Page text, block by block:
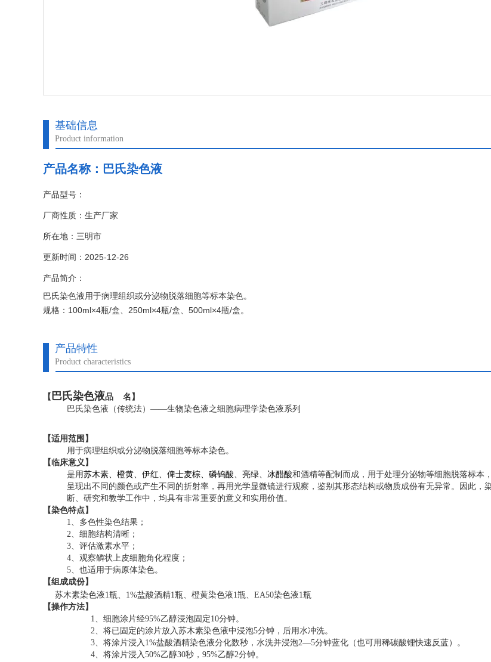
基础信息
Product information
产品名称： 巴氏染色液
产品型号：
厂商性质：生产厂家
所在地：三明市
更新时间：2025-12-26
产品简介：
巴氏染色液用于病理组织或分泌物脱落细胞等标本染色。
规格：100ml×4瓶/盒、250ml×4瓶/盒、500ml×4瓶/盒。
产品特性
Product characteristics
【 巴氏染色液品 名】
巴氏染色液（传统法）——生物染色液之细胞病理学染色液系列
【适用范围】
用于病理组织或分泌物脱落细胞等标本染色。
【 临床意义】
是用苏木素、橙黄、伊红、俾士麦棕、磷钨酸、亮绿、冰醋酸和酒精等配制而成，用于处理分泌物等细胞脱落标本
呈现出不同的颜色或产生不同的折射率，再用光学显微镜进行观察，鉴别其形态结构或物质成份有无异常。因此，
断、研究和教学工作中，均具有非常重要的意义和实用价值。
【染色特点】
1、多色性染色结果；
2、细胞结构清晰；
3、评估激素水平；
4、观察鳞状上皮细胞角化程度；
5、也适用于病原体染色。
【组成成份】
苏木素染色液1瓶、1%盐酸酒精1瓶、橙黄染色液1瓶、EA50染色液1瓶
【操作方法】
1、细胞涂片经95%乙醇浸泡固定10分钟。
2、将已固定的涂片放入苏木素染色液中浸泡5分钟，后用水冲洗。
3、将涂片浸入1%盐酸酒精染色液分化数秒，水洗并浸泡2—5分钟蓝化（也可用稀碳酸锂快速反蓝）。
4、将涂片浸入50%乙醇30秒，95%乙醇2分钟。